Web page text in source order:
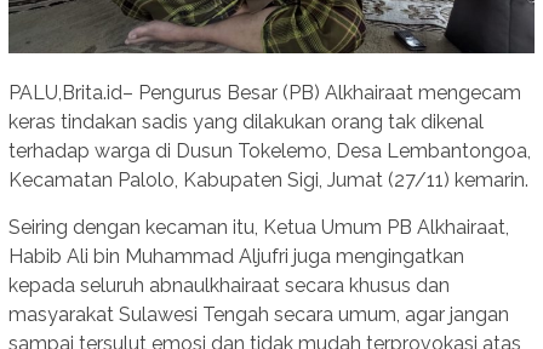
PALU,Brita.id– Pengurus Besar (PB) Alkhairaat mengecam
keras tindakan sadis yang dilakukan orang tak dikenal
terhadap warga di Dusun Tokelemo, Desa Lembantongoa,
Kecamatan Palolo, Kabupaten Sigi, Jumat (27/11) kemarin.
Seiring dengan kecaman itu, Ketua Umum PB Alkhairaat,
Habib Ali bin Muhammad Aljufri juga mengingatkan
kepada seluruh abnaulkhairaat secara khusus dan
masyarakat Sulawesi Tengah secara umum, agar jangan
sampai tersulut emosi dan tidak mudah terprovokasi atas